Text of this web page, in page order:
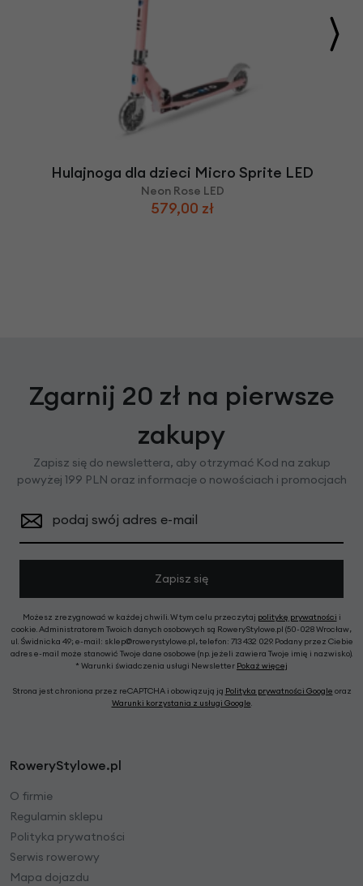
Hulajnoga dla dzieci Micro Sprite LED
Neon Rose LED
579,00 zł
Zgarnij 20 zł na pierwsze
zakupy
Zapisz się do newslettera, aby otrzymać Kod na zakup
powyżej 199 PLN oraz informacje o nowościach i promocjach
podaj swój adres e-mail
Zapisz się
Możesz zrezygnować w każdej chwili. W tym celu przeczytaj politykę prywatności i
cookie. Administratorem Twoich danych osobowych są RoweryStylowe.pl (50-028 Wrocław,
ul. Świdnicka 49; e-mail: sklep@rowerystylowe.pl, telefon: 713 432 029. Podany przez Ciebie
adres e-mail może stanowić Twoje dane osobowe (np. jeżeli zawiera Twoje imię i nazwisko).
* Warunki świadczenia usługi Newsletter Pokaż więcej
Strona jest chroniona przez reCAPTCHA i obowiązują ją Polityka prywatności Google oraz
Warunki korzystania z usługi Google.
RoweryStylowe.pl
O firmie
Regulamin sklepu
Polityka prywatności
Serwis rowerowy
Mapa dojazdu